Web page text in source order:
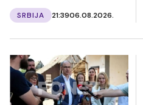
SRBIJA 21:3906.08.2026.